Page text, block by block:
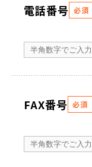
電話番号 必須
FAX番号 必須